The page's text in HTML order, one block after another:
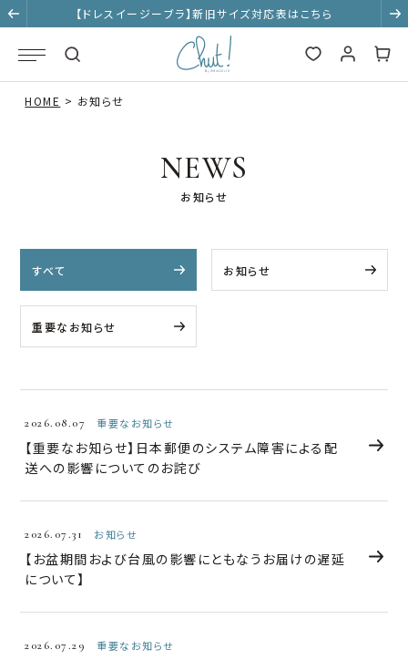
【ドレスイージーブラ】新旧サイズ対応表はこちら
HOME お知らせ
NEWS
お知らせ
すべて お知らせ
重要なお知らせ
2026.08.07 重要なお知らせ
【重要なお知らせ】日本郵便のシステム障害による配
送への影響についてのお詫び
2026.07.31 お知らせ
【お盆期間および台風の影響にともなうお届けの遅延
について】
2026.07.29 重要なお知らせ